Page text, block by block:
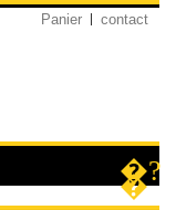
Panier contact